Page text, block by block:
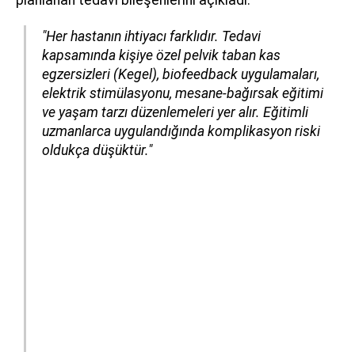
"Her hastanın ihtiyacı farklıdır. Tedavi
kapsamında kişiye özel pelvik taban kas
egzersizleri (Kegel), biofeedback uygulamaları,
elektrik stimülasyonu, mesane-bağırsak eğitimi
ve yaşam tarzı düzenlemeleri yer alır. Eğitimli
uzmanlarca uygulandığında komplikasyon riski
oldukça düşüktür."